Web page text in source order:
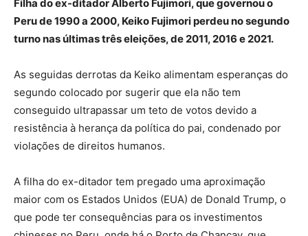
Filha do ex-ditador Alberto Fujimori, que governou o
Peru de 1990 a 2000, Keiko Fujimori perdeu no segundo
turno nas últimas três eleições, de 2011, 2016 e 2021.
As seguidas derrotas da Keiko alimentam esperanças do
segundo colocado por sugerir que ela não tem
conseguido ultrapassar um teto de votos devido a
resistência à herança da política do pai, condenado por
violações de direitos humanos.
A filha do ex-ditador tem pregado uma aproximação
maior com os Estados Unidos (EUA) de Donald Trump, o
que pode ter consequências para os investimentos